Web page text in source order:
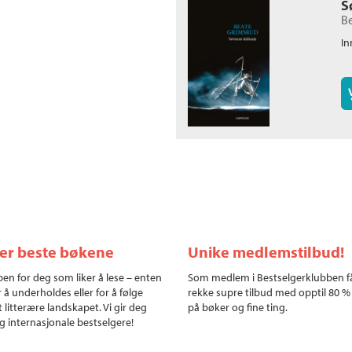
beste bøkene
for deg som liker å lese – enten
underholdes eller for å følge
litterære landskapet. Vi gir deg
internasjonale bestselgere!
Unike medlemstilbud!
Som medlem i Bestselgerklubben
rekke supre tilbud med opptil 80
på bøker og fine ting.